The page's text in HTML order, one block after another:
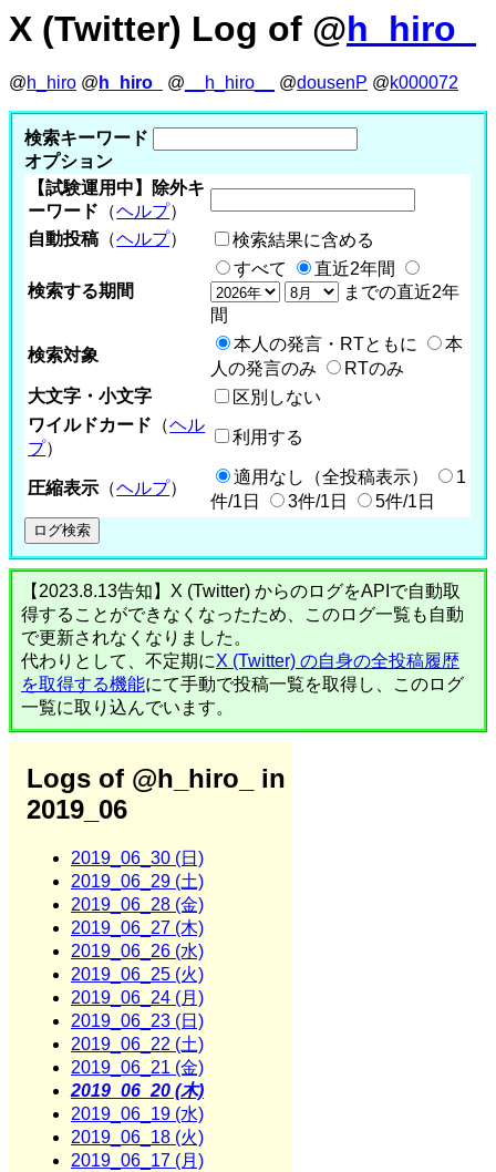
X (Twitter) Log of @h_hiro_
@h_hiro @ h_hiro_ @ __h_hiro__ @dousenP @k000072
検索キーワード
オプション
【試験運用中】除外キ
ーワード （ヘルプ）
自動投稿 （ヘルプ） 検索結果に含める
検索する期間
すべて
直近2年間
までの直近2年
間
検索対象
本人の発言・RTともに
本
人の発言のみ
RTのみ
大文字・小文字
区別しない
ワイルドカード （ヘル
プ）
利用する
圧縮表示 （ヘルプ）
適用なし（全投稿表示）
1
件/1日
3件/1日 5件/1日
【2023.8.13告知】X (Twitter) からのログをAPIで自動取
得することができなくなったため、このログ一覧も自動
で更新されなくなりました。
代わりとして、不定期にX (Twitter) の自身の全投稿履歴
を取得する機能にて手動で投稿一覧を取得し、このログ
一覧に取り込んでいます。
Logs of @h_hiro_ in
2019_06
2019_06_30 (日)
2019_06_29 (土)
2019_06_28 (金)
2019_06_27 (木)
2019_06_26 (水)
2019_06_25 (火)
2019_06_24 (月)
2019_06_23 (日)
2019_06_22 (土)
2019_06_21 (金)
2019_06_20 (木)
2019_06_19 (水)
2019_06_18 (火)
2019_06_17 (月)